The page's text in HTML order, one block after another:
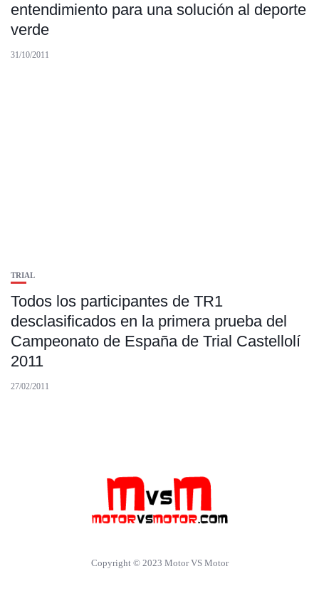
entendimiento para una solución al deporte
verde
31/10/2011
TRIAL
Todos los participantes de TR1
desclasificados en la primera prueba del
Campeonato de España de Trial Castellolí
2011
27/02/2011
Copyright © 2023 Motor VS Motor